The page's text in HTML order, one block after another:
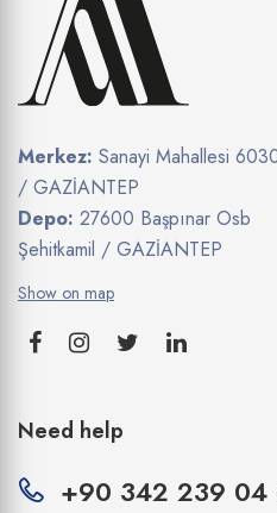
Merkez: Sanayi Mahallesi
/ GAZİANTEP
Depo: 27600 Başpınar Osb
Şehitkamil / GAZİANTEP
Show on map
Need help
+90 342 239 04